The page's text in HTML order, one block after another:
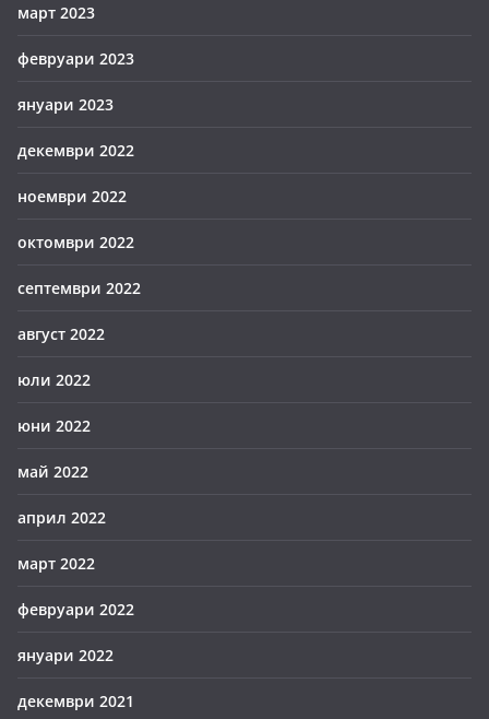
март 2023
февруари 2023
януари 2023
декември 2022
ноември 2022
октомври 2022
септември 2022
август 2022
юли 2022
юни 2022
май 2022
април 2022
март 2022
февруари 2022
януари 2022
декември 2021